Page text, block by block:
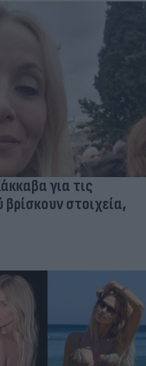
για τις
στοιχεία,